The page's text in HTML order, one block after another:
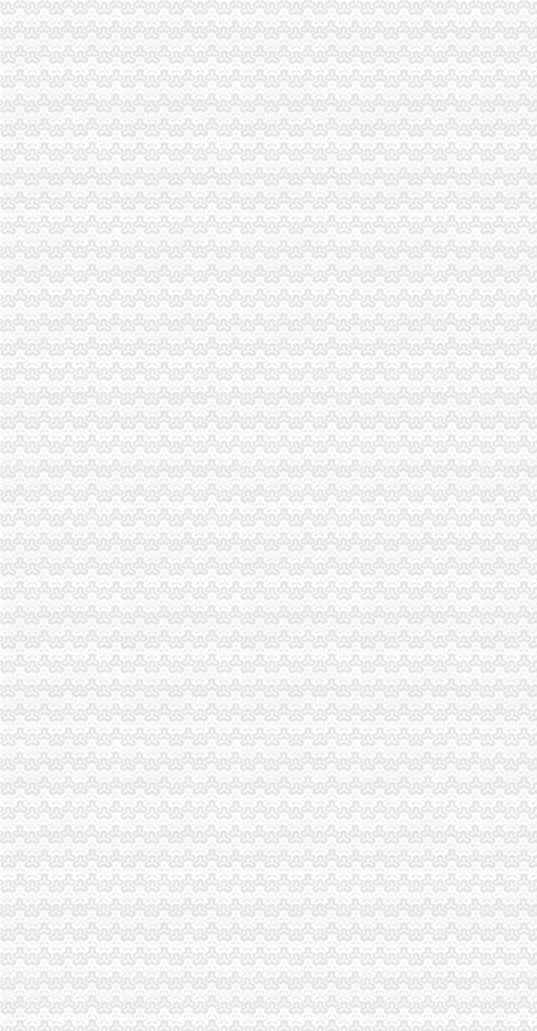
重庆38个区县新GDP排行榜出炉,永川排名竟然是_实况
重庆恒冠塑胶有限公司|新招聘信息—中国专业人才网
重庆龙头寺火车北站[汽车站]_龙头寺火车北站[汽车站]公交_经过龙头寺
高新区海关
部门预决算-西安高新技术产业开发区门户网站
天津高新区：宣讲海关企业信用管理政策_信用工作_BCP中国商务信
高新区纳税人学校海关完税凭证“先比对后扣”专题辅导会满意度
中华人民共和国海关对国家高新技术产业开发区进出口货物的管理办法
《西安海关高新区职工宿舍维修项目》竞价谈判公告_中国招标网_陕西
九龙坡区海关流程
海南专线重庆到东方物流公司货运专线_物流专线供货价_物流专线厂家
天天向上物流实战团的微博_微博
重庆旅游推荐“重庆市内印象一日游”{电话预约-上车付款}
汽车继承过户流程是什么,需要什么手续？--在线法律咨询|律师365(
重庆市司法局关于2016年国家司法公告-司法-吧
重庆海关
重庆海关查获上亿元跨中越边境冻品大案
2012国家公务员面试公告：重庆海关_华图网校
重庆海关：推进渝新欧国际邮包运输方便市民海淘-房产新闻-重庆搜狐
2016国考重庆海关拟录公示-公务员复习辅导-文都网校
重庆海关如何_公务员_天涯论坛_天涯社区
九龙坡区海关
【重庆手机公司黄页_重庆手机厂家大全】_顺企网
韵达快递从重庆沙坪坝区到广东深圳市2.00千克（公斤）运费为16.00
印_九龙坡手机报第1716期_全搜九龙坡网
21日起市出入境周末也可办证了-搜狐滚动
重庆市九龙坡区巴福镇小学_重庆市九龙坡区巴福镇小学地址_重庆市九
金凤
金凤街_成都金凤街_本地宝成都公交网
【】金凤征网_金凤征找对象_金凤征吧_珍爱网
【】金凤找富婆_金凤富婆_金凤会_珍爱网
金凤股份_行资讯_新三板_新浪财经_新浪网
大家来关注一下金凤科技的这个行！！！！！_百度知道
渝州路海关
重庆车辆购置税在哪里缴-答案来了-车务代办-重庆风行天下车友社区
【齐齐火锅（北城天街店）】地址,电话,团购,订餐,营业时间-重
重庆永不落幕的315维权直通车_频道_凤凰网
【图】去年四川重庆游_速腾论坛_汽车之家论坛
中国互动玩具类玩具黄页|名录_中国互动玩具类玩具公司|厂家-八方资
西彭海关
重庆防灯价格,重庆防灯具价格,重庆led防灯价格,重庆HBPC